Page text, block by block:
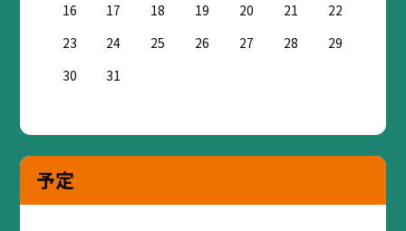
16
17 18 19 20 21
22
23
24 25 26 27 28
29
30
31
予定